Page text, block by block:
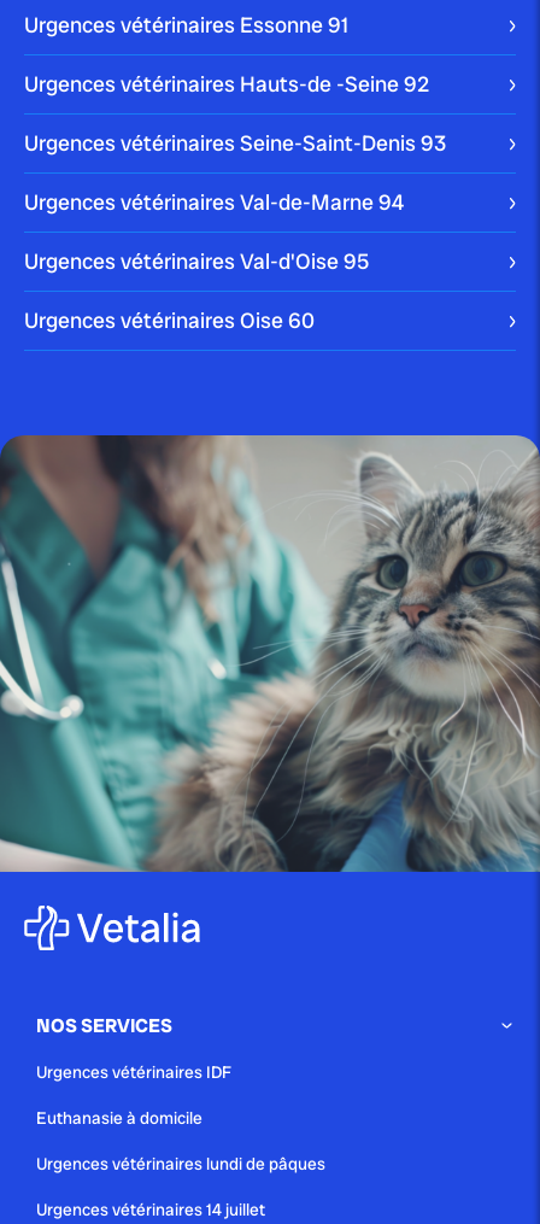
Troubles de l’équilibre chez le
Mon chien a mal aux dents :
causes,...
publié le 14 juillet 2025 par Christophe Le Dref
Pourquoi mon chien se gratte-t-il
constamment les oreilles...
publié le 8 juillet 2025 par Christophe Le Dref
Reconnaître les symptômes d’un
chien mourant
Comprendre pourquoi votre
Urgences vétérinaires Essonne91
Urgences vétérinaires Hauts-de -Seine92
Urgences vétérinaires Seine-Saint-Denis93
Urgences vétérinaires Val-de-Marne94
Urgences vétérinaires Val-d'Oise95
Urgences vétérinaires Oise60
NOS SERVICES
Urgences vétérinaires IDF
Euthanasie à domicile
Urgences vétérinaires lundi de pâques
Urgences vétérinaires 14 juillet